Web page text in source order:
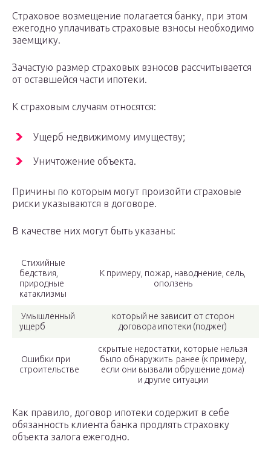
Страховое возмещение полагается банку, при этом
ежегодно уплачивать страховые взносы необходимо
заемщику.
Зачастую размер страховых взносов рассчитывается
от оставшейся части ипотеки.
К страховым случаям относятся:
Ущерб недвижимому имуществу;
Уничтожение объекта.
Причины по которым могут произойти страховые
риски указываются в договоре.
В качестве них могут быть указаны:
Стихийные
бедствия,
природные
катаклизмы
К примеру, пожар, наводнение, сель,
оползень
Умышленный
ущерб
который не зависит от сторон
договора ипотеки (поджег)
Ошибки при
строительстве
скрытые недостатки, которые нельзя
было обнаружить ранее (к примеру,
если они вызвали обрушение дома)
и другие ситуации
Как правило, договор ипотеки содержит в себе
обязанность клиента банка продлять страховку
объекта залога ежегодно.